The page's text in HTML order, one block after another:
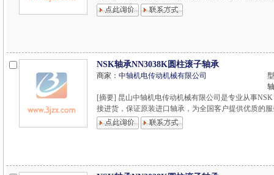
NSK轴承NN3038K圆柱滚子轴承
商家：中轴机电传动机械有限公司
[摘要] 昆山中轴机电传动机械有限公司是专业从事
接进货，保证原装进口轴承，为全国客户提供优质的